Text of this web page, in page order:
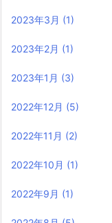
2023年3月 (1)
2023年2月 (1)
2023年1月 (3)
2022年12月 (5)
2022年11月 (2)
2022年10月 (1)
2022年9月 (1)